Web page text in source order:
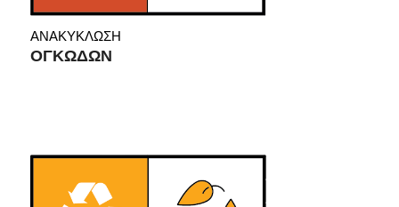
ΑΝΑΚΥΚΛΩΣΗ
ΟΓΚΩΔΩΝ